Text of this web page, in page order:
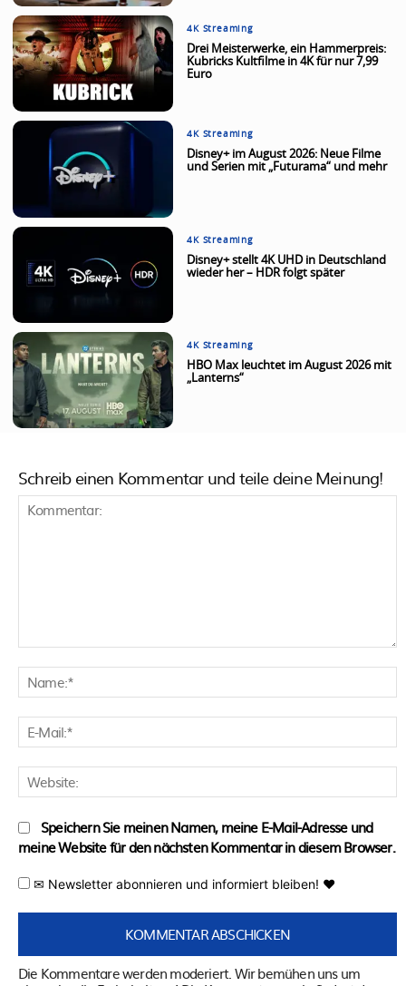
4K Streaming
Drei Meisterwerke, ein Hammerpreis:
Kubricks Kultfilme in 4K für nur 7,99
Euro
4K Streaming
Disney+ im August 2026: Neue Filme
und Serien mit „Futurama“ und mehr
4K Streaming
Disney+ stellt 4K UHD in Deutschland
wieder her – HDR folgt später
4K Streaming
HBO Max leuchtet im August 2026 mit
„Lanterns“
Schreib einen Kommentar und teile deine Meinung!
Speichern Sie meinen Namen, meine E-Mail-Adresse und
meine Website für den nächsten Kommentar in diesem Browser.
✉ Newsletter abonnieren und informiert bleiben! ♥
Die Kommentare werden moderiert. Wir bemühen uns um